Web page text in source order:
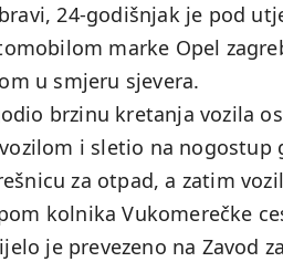
24-godišnjak je pod
marke Opel
u smjeru sjevera.
brzinu kretanja vozila
i sletio na
za otpad, a zatim
kolnika Vukomerečke
je prevezeno na Zavod